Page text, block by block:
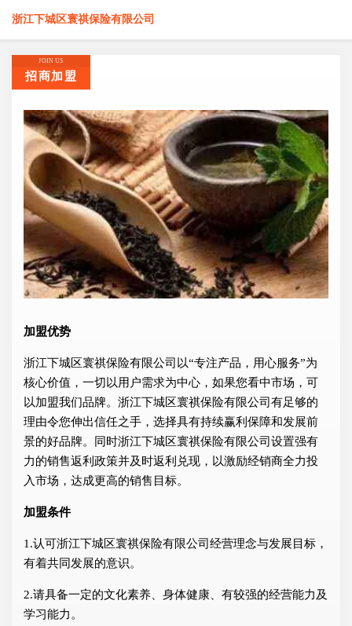
浙江下城区寰祺保险有限公司
JOIN US
招商加盟
加盟优势
浙江下城区寰祺保险有限公司以“专注产品，用心服务”为
核心价值，一切以用户需求为中心，如果您看中市场，可
以加盟我们品牌。浙江下城区寰祺保险有限公司有足够的
理由令您伸出信任之手，选择具有持续赢利保障和发展前
景的好品牌。同时浙江下城区寰祺保险有限公司设置强有
力的销售返利政策并及时返利兑现，以激励经销商全力投
入市场，达成更高的销售目标。
加盟条件
1.认可浙江下城区寰祺保险有限公司经营理念与发展目标，
有着共同发展的意识。
2.请具备一定的文化素养、身体健康、有较强的经营能力及
学习能力。